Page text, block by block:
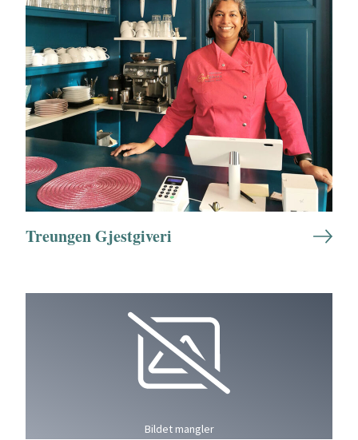
Treungen Gjestgiveri
Bildet mangler